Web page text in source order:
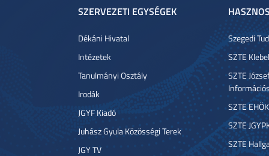
SZERVEZETI EGYSÉGEK
Dékáni Hivatal
Intézetek
Tanulmányi Osztály
Irodák
JGYF Kiadó
Juhász Gyula Közösségi Terek
JGY TV
Szegedi
SZTE
SZTE
SZTE EHÖK
SZTE
SZTE